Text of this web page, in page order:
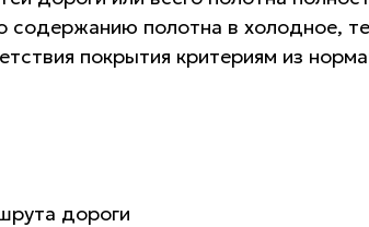
содержанию полотна в холодное,
покрытия критериям из
дороги